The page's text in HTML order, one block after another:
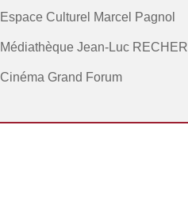
Espace Culturel Marcel Pagnol
Médiathèque Jean-Luc RECHER
Cinéma Grand Forum